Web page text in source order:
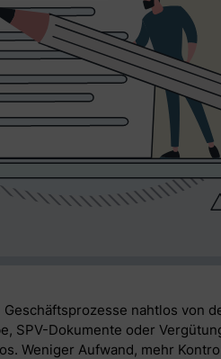
nahtlos von
SPV-Dokumente oder
Weniger Aufwand, mehr